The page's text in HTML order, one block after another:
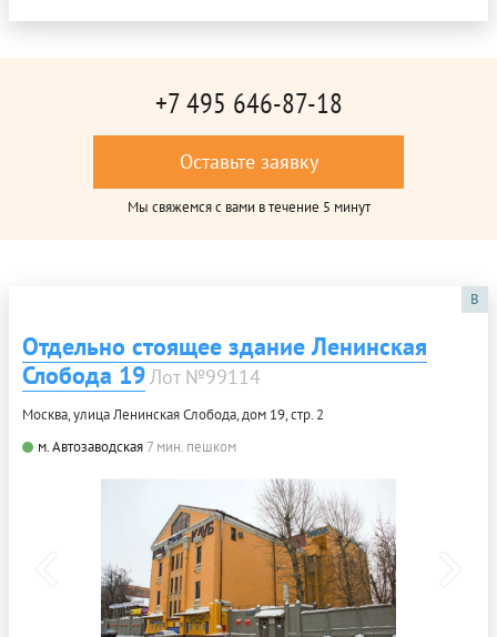
+7 495 646-87-18
Оставьте заявку
Мы свяжемся с вами в течение 5 минут
B
Отдельно стоящее здание Ленинская
Слобода 19Лот №99114
Москва, улица Ленинская Слобода, дом 19, стр. 2
м. Автозаводская 7 мин. пешком